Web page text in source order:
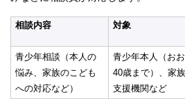
相談内容 対象
青少年相談（本人の
悩み、家族のこども
への対応など）
青少年本人（お
40歳まで）、家族
支援機関など